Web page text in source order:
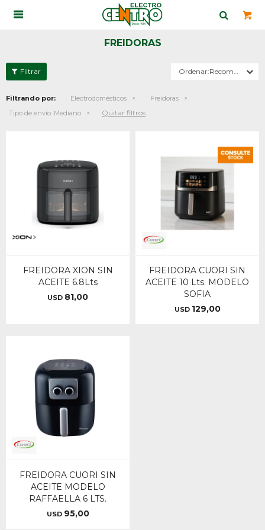

FREIDORAS
Recomendados
Filtrando por: Electrodomésticos
Freidoras
Tipo de envío: Mediano Quitar filtros
FREIDORA XION SIN
ACEITE 6.8Lts
USD 81,00
FREIDORA CUORI SIN
ACEITE 10 Lts. MODELO
SOFIA
USD 129,00
FREIDORA CUORI SIN
ACEITE MODELO
RAFFAELLA 6 LTS.
USD 95,00